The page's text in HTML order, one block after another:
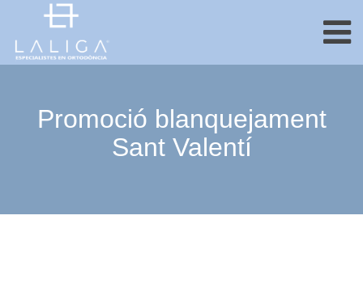
content
Promoció blanquejament
Sant Valentí